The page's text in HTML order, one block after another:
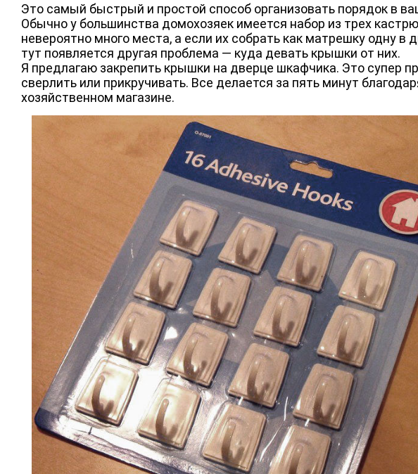
Это самый быстрый и простой способ организовать порядок в
Обычно у большинства домохозяек имеется набор из трех
невероятно много места, а если их собрать как матрешку одну в
тут появляется другая проблема — куда девать крышки от них.
Я предлагаю закрепить крышки на дверце шкафчика. Это супер
сверлить или прикручивать. Все делается за пять минут
хозяйственном магазине.